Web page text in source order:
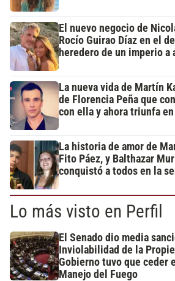
El nuevo negocio de
Rocío Guirao Díaz en el
heredero de un imperio
La nueva vida de Martín
de Florencia Peña que
con ella y ahora triunfa
La historia de amor de
Fito Páez, y Balthazar
conquistó a todos en la
Lo más visto en Perfil
El Senado dio media
Inviolabilidad de la
Gobierno tuvo que ceder
Manejo del Fuego